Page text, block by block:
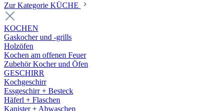
Zur Kategorie KÜCHE
KOCHEN
Gaskocher und -grills
Holzöfen
Kochen am offenen Feuer
Zubehör Kocher und Öfen
GESCHIRR
Kochgeschirr
Essgeschirr + Besteck
Häferl + Flaschen
Kanister + Abwaschen